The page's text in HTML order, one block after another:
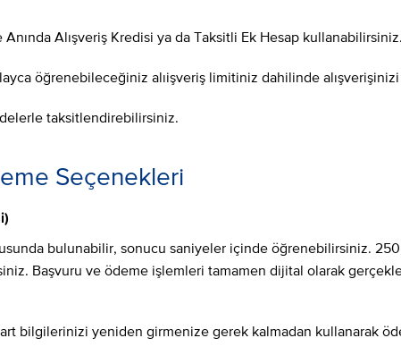
Alışveriş Kredisi ya da Taksitli Ek Hesap kullanabilirsiniz.
öğrenebileceğiniz alıişveriş limitiniz dahilinde
taksitlendirebilirsiniz.
Seçenekleri
bulunabilir, sonucu saniyeler içinde öğrenebilirsiniz.
Başvuru ve ödeme işlemleri tamamen dijital olarak
kart bilgilerinizi yeniden girmenize gerek kalmadan kullanarak